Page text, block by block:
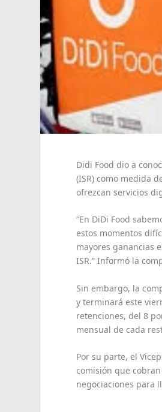
Didi Food dio a
(ISR) como medida
ofrezcan servicios
“En DiDi Food
estos momentos
mayores ganancias
ISR.” Informó la
Sin embargo, la
y terminará este
retenciones, del 8
mensual de cada
Por su parte, el
comisión que
negociaciones para